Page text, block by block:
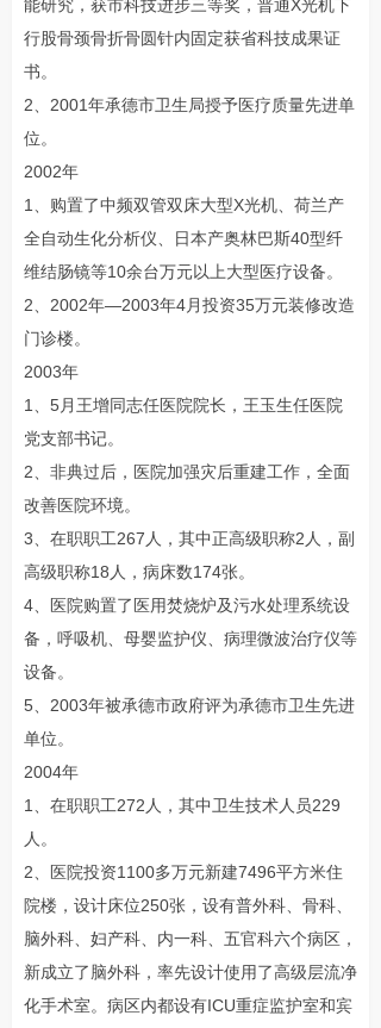
能研究，获市科技进步三等奖，普通X光机下
行股骨颈骨折骨圆针内固定获省科技成果证
书。
2、2001年承德市卫生局授予医疗质量先进单
位。
2002年
1、购置了中频双管双床大型X光机、荷兰产
全自动生化分析仪、日本产奥林巴斯40型纤
维结肠镜等10余台万元以上大型医疗设备。
2、2002年—2003年4月投资35万元装修改造
门诊楼。
2003年
1、5月王增同志任医院院长，王玉生任医院
党支部书记。
2、非典过后，医院加强灾后重建工作，全面
改善医院环境。
3、在职职工267人，其中正高级职称2人，副
高级职称18人，病床数174张。
4、医院购置了医用焚烧炉及污水处理系统设
备，呼吸机、母婴监护仪、病理微波治疗仪等
设备。
5、2003年被承德市政府评为承德市卫生先进
单位。
2004年
1、在职职工272人，其中卫生技术人员229
人。
2、医院投资1100多万元新建7496平方米住
院楼，设计床位250张，设有普外科、骨科、
脑外科、妇产科、内一科、五官科六个病区，
新成立了脑外科，率先设计使用了高级层流净
化手术室。病区内都设有ICU重症监护室和宾